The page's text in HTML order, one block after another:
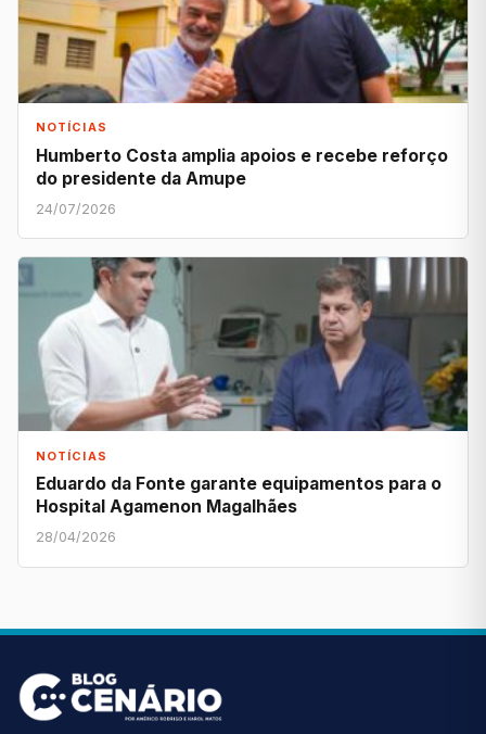
NOTÍCIAS
Humberto Costa amplia apoios e recebe reforço
do presidente da Amupe
24/07/2026
NOTÍCIAS
Eduardo da Fonte garante equipamentos para o
Hospital Agamenon Magalhães
28/04/2026